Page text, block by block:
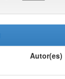
Autor(es)